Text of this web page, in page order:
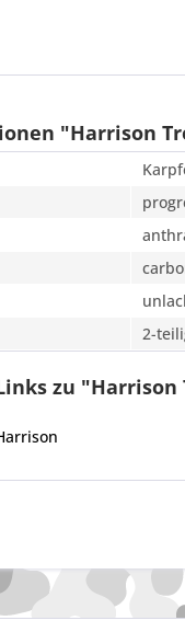
"Harrison
2-
zu